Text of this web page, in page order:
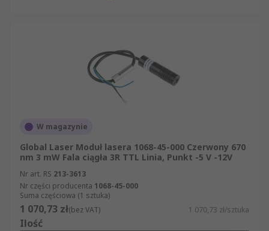
W magazynie
Global Laser Moduł lasera 1068-45-000 Czerwony 670
nm 3 mW Fala ciągła 3R TTL Linia, Punkt -5 V -12V
Nr art. RS 213-3613
Nr części producenta 1068-45-000
Suma częściowa (1 sztuka)
1 070,73 zł(bez VAT) 1 070,73 zł/sztuka
Ilość